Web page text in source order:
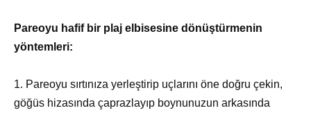
Pareoyu hafif bir plaj elbisesine dönüştürmenin
yöntemleri:
1. Pareoyu sırtınıza yerleştirip uçlarını öne doğru çekin,
göğüs hizasında çaprazlayıp boynunuzun arkasında